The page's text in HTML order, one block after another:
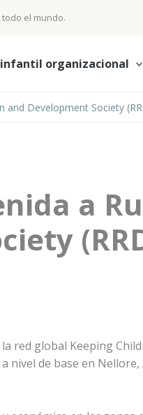
el mundo.
organizacional
Development Society
a
red global Keeping
nivel de base en